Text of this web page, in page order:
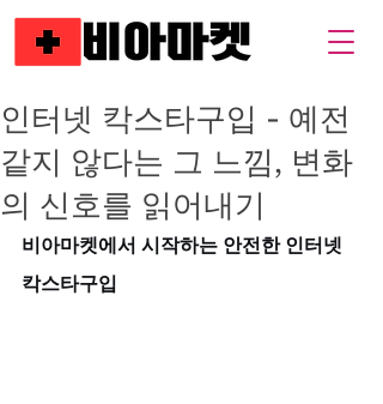
인터넷 칵스타구입 - 예전
같지 않다는 그 느낌, 변화
의 신호를 읽어내기
비아마켓에서 시작하는 안전한 인터넷
칵스타구입